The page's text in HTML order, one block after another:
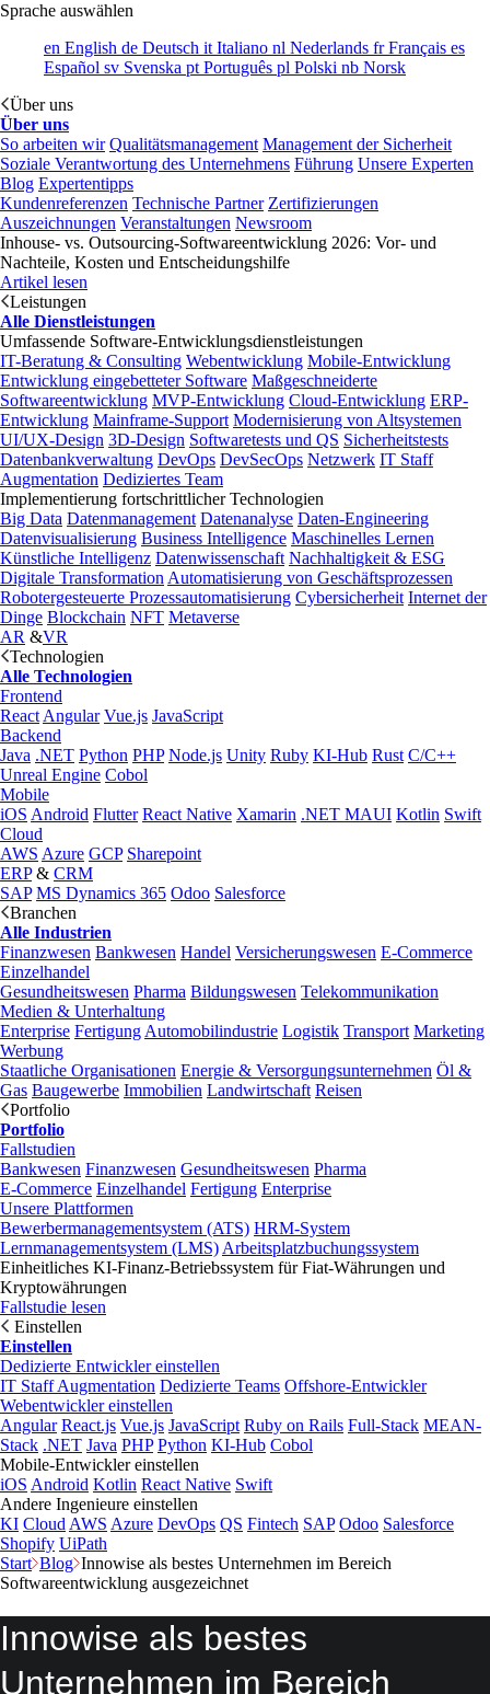
Sprache auswählen
en English de Deutsch it Italiano nl Nederlands frFrançais es
Español sv Svenska pt Português pl Polski nb Norsk
Über uns
Über uns
So arbeiten wir Qualitätsmanagement Management der Sicherheit
Soziale Verantwortung des Unternehmens Führung Unsere Experten
Blog Expertentipps
Kundenreferenzen Technische Partner Zertifizierungen
Auszeichnungen Veranstaltungen Newsroom
Inhouse- vs. Outsourcing-Softwareentwicklung 2026: Vor- und
Nachteile, Kosten und Entscheidungshilfe
Artikel lesen
Leistungen
Alle Dienstleistungen
Umfassende Software-Entwicklungsdienstleistungen
IT-Beratung & Consulting Webentwicklung Mobile-Entwicklung
Entwicklung eingebetteter Software Maßgeschneiderte
Softwareentwicklung MVP-Entwicklung Cloud-Entwicklung ERP-
Entwicklung Mainframe-Support Modernisierung von Altsystemen
UI/UX-Design 3D-Design Softwaretests und QS Sicherheitstests
Datenbankverwaltung DevOps DevSecOps Netzwerk IT Staff
Augmentation Dediziertes Team
Implementierung fortschrittlicher Technologien
Big Data Datenmanagement Datenanalyse Daten-Engineering
Datenvisualisierung Business Intelligence Maschinelles Lernen
Künstliche Intelligenz Datenwissenschaft Nachhaltigkeit & ESG
Digitale Transformation Automatisierung von Geschäftsprozessen
Robotergesteuerte Prozessautomatisierung Cybersicherheit Internet der
Dinge Blockchain NFT Metaverse
AR &VR
Technologien
Alle Technologien
Frontend
React Angular Vue.js JavaScript
Backend
Java .NET Python PHP Node.js Unity Ruby KI-Hub Rust C/C++
Unreal Engine Cobol
Mobile
iOS Android Flutter React Native Xamarin .NET MAUI Kotlin Swift
Cloud
AWS Azure GCP Sharepoint
ERP& CRM
SAP MS Dynamics 365 Odoo Salesforce
Branchen
Alle Industrien
Finanzwesen Bankwesen Handel Versicherungswesen E-Commerce
Einzelhandel
Gesundheitswesen Pharma Bildungswesen Telekommunikation
Medien & Unterhaltung
Enterprise Fertigung Automobilindustrie Logistik Transport Marketing
Werbung
Staatliche Organisationen Energie & Versorgungsunternehmen Öl &
Gas Baugewerbe Immobilien Landwirtschaft Reisen
Portfolio
Portfolio
Fallstudien
Bankwesen Finanzwesen Gesundheitswesen Pharma
E-Commerce Einzelhandel Fertigung Enterprise
Unsere Plattformen
Bewerbermanagementsystem (ATS) HRM-System
Lernmanagementsystem (LMS) Arbeitsplatzbuchungssystem
Einheitliches KI-Finanz-Betriebssystem für Fiat-Währungen und
Kryptowährungen
Fallstudie lesen
Einstellen
Einstellen
Dedizierte Entwickler einstellen
IT Staff Augmentation Dedizierte Teams Offshore-Entwickler
Webentwickler einstellen
Angular React.js Vue.js JavaScript Ruby on Rails Full-Stack MEAN-
Stack .NET Java PHP Python KI-Hub Cobol
Mobile-Entwickler einstellen
iOS Android Kotlin React Native Swift
Andere Ingenieure einstellen
KI Cloud AWS Azure DevOps QS Fintech SAP Odoo Salesforce
Shopify UiPath
Start Blog Innowise als bestes Unternehmen im Bereich
Softwareentwicklung ausgezeichnet
Innowise als bestes
Unternehmen im Bereich